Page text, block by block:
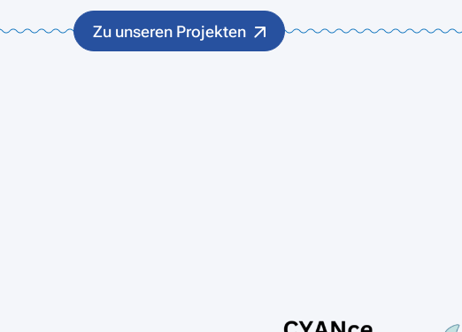
Zu unseren Projekten